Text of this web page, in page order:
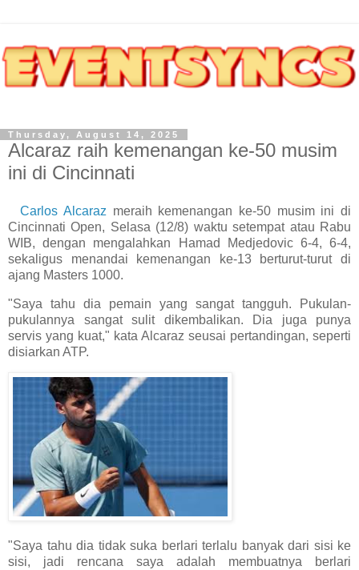
Thursday, August 14, 2025
Alcaraz raih kemenangan ke-50 musim
ini di Cincinnati
Carlos Alcaraz meraih kemenangan ke-50 musim ini di
Cincinnati Open, Selasa (12/8) waktu setempat atau Rabu
WIB, dengan mengalahkan Hamad Medjedovic 6-4, 6-4,
sekaligus menandai kemenangan ke-13 berturut-turut di
ajang Masters 1000.
"Saya tahu dia pemain yang sangat tangguh. Pukulan-
pukulannya sangat sulit dikembalikan. Dia juga punya
servis yang kuat," kata Alcaraz seusai pertandingan, seperti
disiarkan ATP.
"Saya tahu dia tidak suka berlari terlalu banyak dari sisi ke
sisi, jadi rencana saya adalah membuatnya berlari